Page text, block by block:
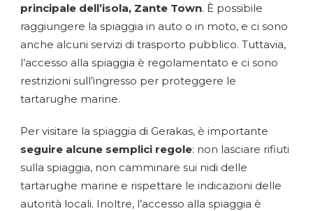
principale dell’isola, Zante Town. È possibile
raggiungere la spiaggia in auto o in moto, e ci sono
anche alcuni servizi di trasporto pubblico. Tuttavia,
l’accesso alla spiaggia è regolamentato e ci sono
restrizioni sull’ingresso per proteggere le
tartarughe marine.
Per visitare la spiaggia di Gerakas, è importante
seguire alcune semplici regole: non lasciare rifiuti
sulla spiaggia, non camminare sui nidi delle
tartarughe marine e rispettare le indicazioni delle
autorità locali. Inoltre, l’accesso alla spiaggia è